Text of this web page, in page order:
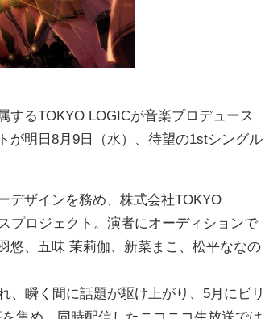
るTOKYO LOGICが音楽プロデュース
が明日8月9日（水）、待望の1stシングル
ザインを務め、株式会社TOKYO
プロジェクト。演者にオーディションで
悠、五味 茉莉伽、新菜まこ、松平ななの
、瞬く間に話題が駆け上がり、5月にビリ